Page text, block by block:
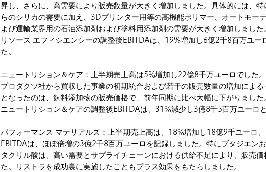
昇し、さらに、高需要により販売数量が大きく増加しました。具体的には、
らのシリカの需要に加え、3Dプリンター用等の高機能ポリマー、オートモー
よび運輸業界用の石油添加剤および塗料用添加剤の需要が大きく増加しました
リソース エフィシエンシーの調整後EBITDAは、19%増加し6億2千8百万ユー
た。
ニュートリション＆ケア：上半期売上高は5%増加し22億8千万ユーロでした
プロダクツ社から買収した事業の初期統合および若干の販売数量の増加によ
となったのは、飼料添加物の販売価格で、前年同期に比べ大幅に下がりました
ニュートリション＆ケアの調整後EBITDAは、31%減少し3億8千5百万ユーロと
パフォーマンス マテリアルズ：上半期売上高は、18%増加し18億9千ユーロ
EBITDAは、ほぼ倍増の3億2千8百万ユーロを記録しました。特にブタジエン
タクリル酸は、高い需要とサプライチェーンにおける供給不足により、販売価
た。リストラを成功裏に実施したこともプラス効果をもたらしました。